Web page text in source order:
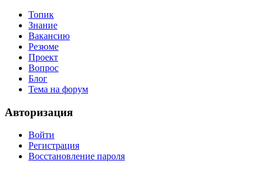
Топик
Знание
Вакансию
Резюме
Проект
Вопрос
Блог
Тема на форум
Авторизация
Войти
Регистрация
Восстановление пароля